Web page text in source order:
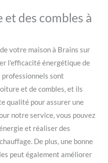
des combles à
votre maison à Brains sur
l’efficacité énergétique de
sont
et de combles, et ils
qualité pour assurer une
notre service, vous pouvez
et réaliser des
De plus, une bonne
peut également améliorer